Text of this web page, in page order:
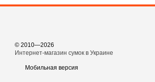
© 2010—2026
Интернет-магазин сумок в Украине
Мобильная версия